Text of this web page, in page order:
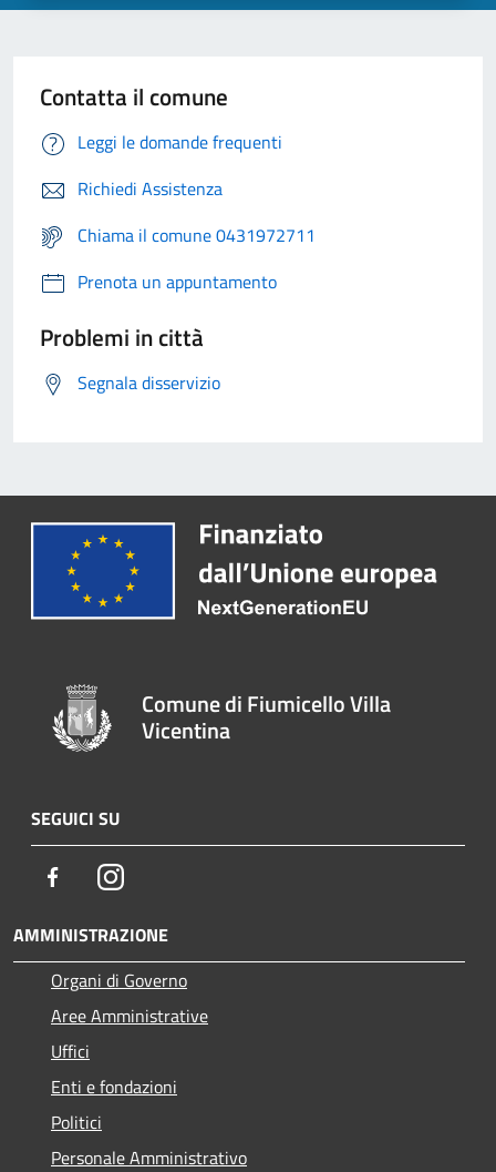
Contatta il comune
Leggi le domande frequenti
Richiedi Assistenza
Chiama il comune 0431972711
Prenota un appuntamento
Problemi in città
Segnala disservizio
Comune di Fiumicello Villa
Vicentina
SEGUICI SU
FacebookInstagram
AMMINISTRAZIONE
Organi di Governo
Aree Amministrative
Uffici
Enti e fondazioni
Politici
Personale Amministrativo